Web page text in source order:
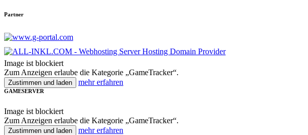
Partner
Image ist blockiert
Zum Anzeigen erlaube die Kategorie „GameTracker“.
Zustimmen und laden mehr erfahren
GAMESERVER
Image ist blockiert
Zum Anzeigen erlaube die Kategorie „GameTracker“.
Zustimmen und laden
mehr erfahren